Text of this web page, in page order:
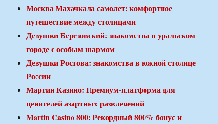
Москва Махачкала самолет: комфортное
путешествие между столицами
Девушки Березовский: знакомства в уральском
городе с особым шармом
Девушки Ростова: знакомства в южной столице
России
Мартин Казино: Премиум-платформа для
ценителей азартных развлечений
Martin Casino 800: Рекордный 800% бонус и